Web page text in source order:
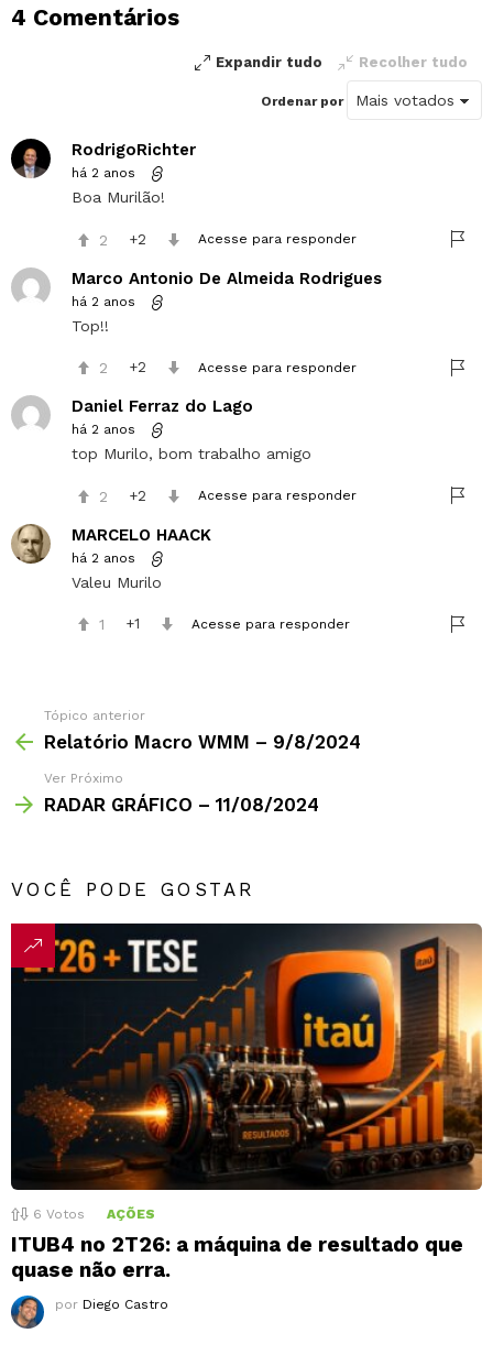
comentário
4 Comentários
Expandir tudo Recolher tudo
Ordenar por
RodrigoRichter
há 2 anos
Boa Murilão!
2 2 Acesse para responder
Marco Antonio De Almeida Rodrigues
há 2 anos
Top!!
2 2 Acesse para responder
Daniel Ferraz do Lago
há 2 anos
top Murilo, bom trabalho amigo
2 2 Acesse para responder
MARCELO HAACK
há 2 anos
Valeu Murilo
1 1 Acesse para responder
Tópico anterior
Relatório Macro WMM – 9/8/2024
Ver Próximo
RADAR GRÁFICO – 11/08/2024
VOCÊ PODE GOSTAR
6 Votos AÇÕES
ITUB4 no 2T26: a máquina de resultado que
quase não erra.
por Diego Castro